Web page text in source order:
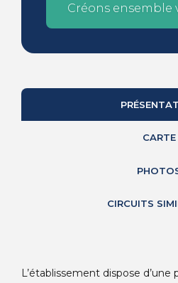
Créons ensemble
CARTE
CIRCUITS
L’établissement dispose d’une